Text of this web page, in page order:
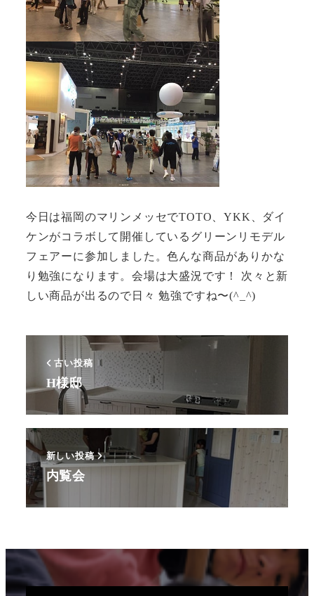
今日は福岡のマリンメッセでTOTO、YKK、ダイ
ケンがコラボして開催しているグリーンリモデル
フェアーに参加しました。色んな商品がありかな
り勉強になります。会場は大盛況です！ 次々と新
しい商品が出るので日々 勉強ですね〜(^_^)
古い投稿
H様邸
新しい投稿
内覧会